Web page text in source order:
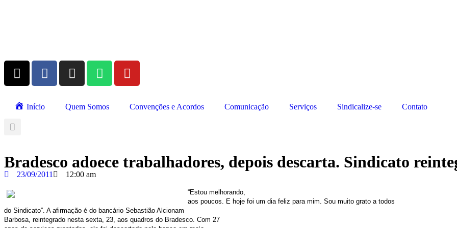
Início Quem Somos Convenções e Acordos Comunicação Serviços Sindicalize-se Contato
Bradesco adoece trabalhadores, depois descarta. Sindicato
23/09/2011 12:00 am
“Estou melhorando,
aos poucos. E hoje foi um dia feliz para mim. Sou muito grato a todos
do Sindicato”. A afirmação é do bancário Sebastião Alcionam
Barbosa, reintegrado nesta sexta, 23, aos quadros do Bradesco. Com 27